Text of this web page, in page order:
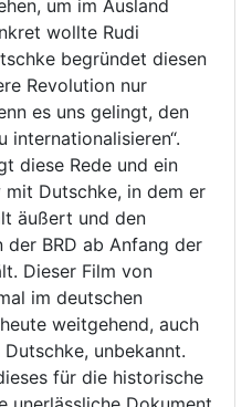
um im Ausland
wollte Rudi
begründet diesen
Revolution nur
es uns gelingt, den
internationalisieren“.
diese Rede und ein
Dutschke, in dem er
äußert und den
der BRD ab Anfang der
Dieser Film von
im deutschen
weitgehend, auch
unbekannt.
für die historische